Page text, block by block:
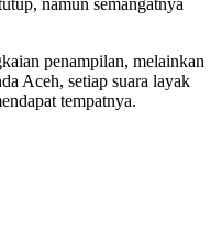
namun semangatnya
penampilan, melainkan
Aceh, setiap suara layak
tempatnya.